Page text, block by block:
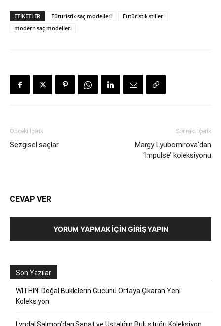
ETIKETLER Fütüristik saç modelleri
Fütüristik stiller
modern saç modelleri
Önceki İçerik
Sezgisel saçlar
Sonraki İçerik
Margy Lyubomirova’dan
‘Impulse’ koleksiyonu
CEVAP VER
YORUM YAPMAK İÇIN GIRIŞ YAPIN
Son Yazılar
WITHIN: Doğal Buklelerin Gücünü Ortaya Çıkaran Yeni
Koleksiyon
Lyndal Salmon’dan Sanat ve Ustalığın Buluştuğu Koleksiyon